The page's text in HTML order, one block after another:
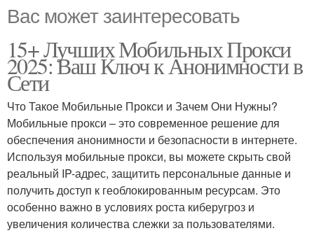
Вас может заинтересовать
15+ Лучших Мобильных Прокси
2025: Ваш Ключ к Анонимности в
Сети
Что Такое Мобильные Прокси и Зачем Они Нужны?
Мобильные прокси – это современное решение для
обеспечения анонимности и безопасности в интернете.
Используя мобильные прокси, вы можете скрыть свой
реальный IP-адрес, защитить персональные данные и
получить доступ к геоблокированным ресурсам. Это
особенно важно в условиях роста киберугроз и
увеличения количества слежки за пользователями.